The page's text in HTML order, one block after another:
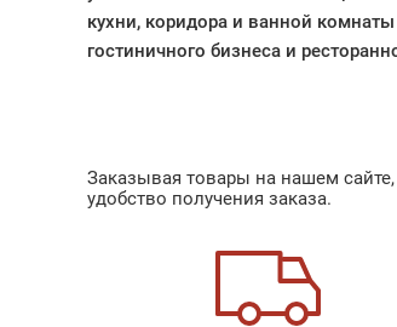
кухни, коридора и ванной
гостиничного бизнеса и
Заказывая товары на нашем
удобство получения заказа.